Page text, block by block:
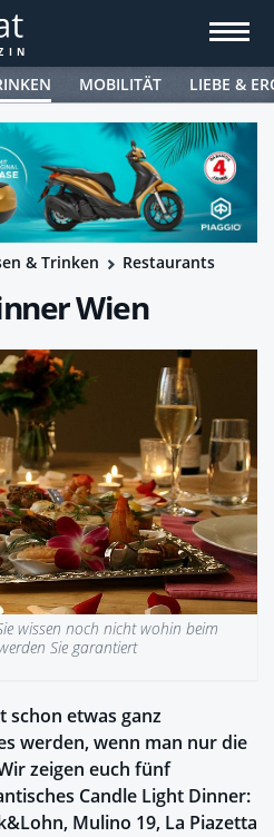
MOBILITÄT LIEBE &
& Trinken Restaurants
Wien
wissen noch nicht wohin beim
Sie garantiert
schon etwas ganz
werden, wenn man nur die
zeigen euch fünf
Candle Light Dinner:
Mulino 19, La Piazetta